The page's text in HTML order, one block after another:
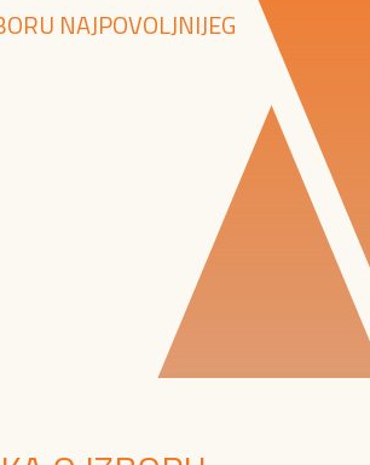
NAJPOVOLJNIJEG